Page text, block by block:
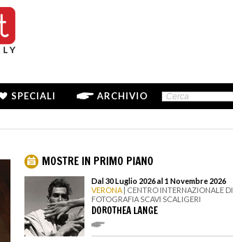
SPECIALI ARCHIVIO
MOSTRE IN PRIMO PIANO
Dal 30 Luglio 2026 al 1 Novembre 2026
VERONA | CENTRO INTERNAZIONALE DI
FOTOGRAFIA SCAVI SCALIGERI
DOROTHEA LANGE